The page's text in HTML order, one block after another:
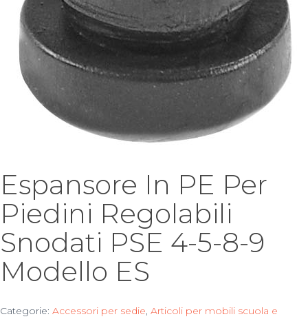
Espansore In PE Per
Piedini Regolabili
Snodati PSE 4-5-8-9
Modello ES
Categorie: Accessori per sedie, Articoli per mobili scuola e